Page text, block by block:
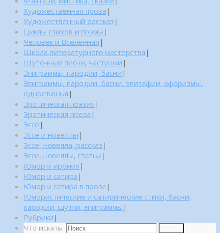
Художественная проза |
Художественный рассказ |
Циклы стихов и поэмы |
Человек и Вселенная |
Школа литературного мастерства |
Шуточные песни, частушки |
Эпиграммы, пародии, басни |
Эпиграммы, пародии, басни, эпитафии, афоризмы,
одностишья |
Эротическая поэзия |
Эротическая проза |
Эссе |
Эссе и новеллы |
Эссе, новелла, рассказ |
Эссе, новеллы, статьи |
Юмор и ирония |
Юмор и сатира |
Юмор и сатира в прозе |
Юмористические и сатирические стихи, басни,
пародии, шутки, эпиграммы |
Рубрики |
Что искать: